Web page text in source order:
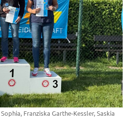
Franziska Garthe-Kessler, Saskia